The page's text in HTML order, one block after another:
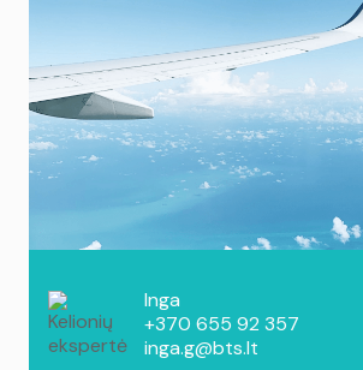
Inga
+370 655 92 357
inga.g@bts.lt